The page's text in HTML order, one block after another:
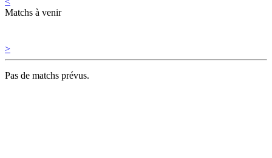
Matchs à venir
>
Pas de matchs prévus.